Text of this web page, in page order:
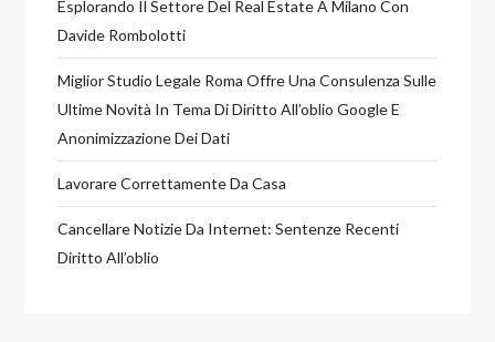
Esplorando Il Settore Del Real Estate A Milano Con
Davide Rombolotti
Miglior Studio Legale Roma Offre Una Consulenza Sulle
Ultime Novità In Tema Di Diritto All’oblio Google E
Anonimizzazione Dei Dati
Lavorare Correttamente Da Casa
Cancellare Notizie Da Internet: Sentenze Recenti
Diritto All’oblio